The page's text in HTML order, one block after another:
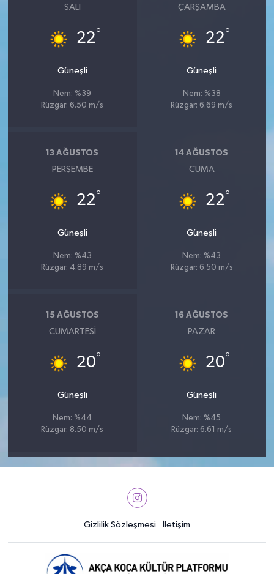
SALI
22°
Güneşli
Nem: %39
Rüzgar: 6.50 m/s
ÇARŞAMBA
22°
Güneşli
Nem: %38
Rüzgar: 6.69 m/s
13 AĞUSTOS
PERŞEMBE
22°
Güneşli
Nem: %43
Rüzgar: 4.89 m/s
14 AĞUSTOS
CUMA
22°
Güneşli
Nem: %43
Rüzgar: 6.50 m/s
15 AĞUSTOS
CUMARTESI
20°
Güneşli
Nem: %44
Rüzgar: 8.50 m/s
16 AĞUSTOS
PAZAR
20°
Güneşli
Nem: %45
Rüzgar: 6.61 m/s
Gizlilik Sözleşmesi İletişim